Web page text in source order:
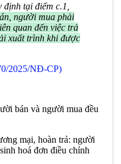
tại điểm c.1,
người mua phải
quan đến việc trả
xuất trình khi được
2025/NĐ-CP)
bán và người mua đều
mại, hoàn trả: người
hoá đơn điều chỉnh